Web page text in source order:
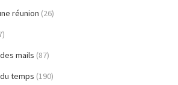
réunion (26)
mails (87)
temps (190)